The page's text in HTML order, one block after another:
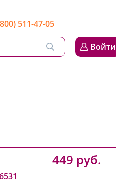
511-47-05
Войти
449 руб.